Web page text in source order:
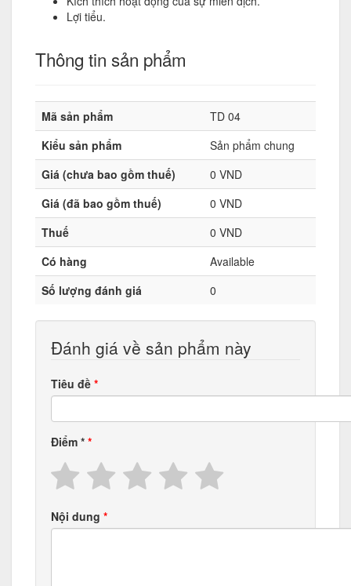
Lợi tiểu.
Thông tin sản phẩm
Mã sản phẩm
TD 04
Kiểu sản phẩm
Sản phẩm chung
Giá (chưa bao gồm thuế)
0 VND
Giá (đã bao gồm thuế)
0 VND
Thuế
0 VND
Có hàng
Available
Số lượng đánh giá
0
Đánh giá về sản phẩm này
Tiêu đề
Điểm *
Nội dung